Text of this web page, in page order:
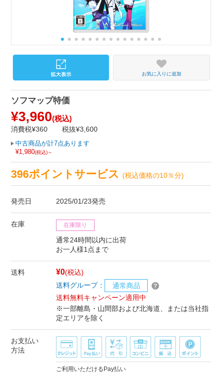
お気に入りに追加
ソフマップ特価
¥3,960(税込)
消費税¥360 税抜¥3,600
中古商品が計7点あります
¥1,980(税込)～
396ポイントサービス(税込価格の10％分)
発売日 2025/01/23発売
在庫 在庫限り
通常24時間以内に出荷
お一人様1点まで
送料 ¥0(税込)
送料グループ：
通常商品
送料無料キャンペーン適用中
※一部離島・山間部および北海道、または当社指
定エリアを除く
お支払い
方法
ご利用いただけるPay払い